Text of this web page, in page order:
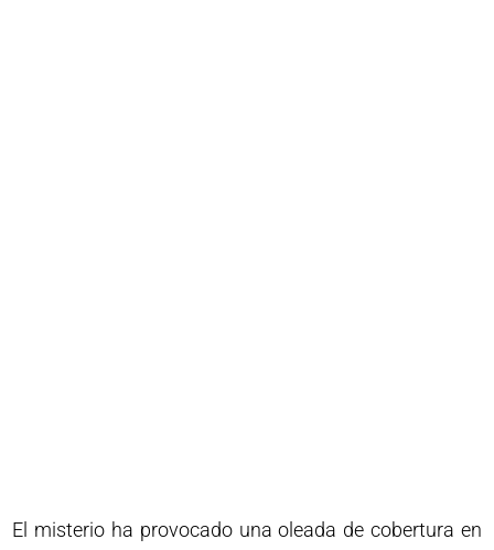
El misterio ha provocado una oleada de cobertura en